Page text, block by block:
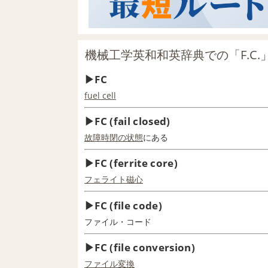
機械工学英和和英辞典での「F.C.
FC
fuel cell
FC (fail closed)
故障時閉の状態にある
FC (ferrite core)
フェライト磁心
FC (file code)
ファイル・コード
FC (file conversion)
ファイル変換